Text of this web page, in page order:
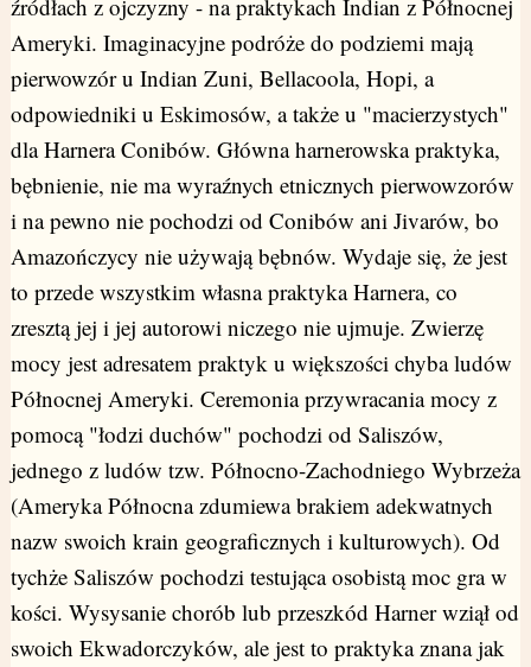
źródłach z ojczyzny - na praktykach Indian z Północnej
Ameryki. Imaginacyjne podróże do podziemi mają
pierwowzór u Indian Zuni, Bellacoola, Hopi, a
odpowiedniki u Eskimosów, a także u "macierzystych"
dla Harnera Conibów. Główna harnerowska praktyka,
bębnienie, nie ma wyraźnych etnicznych pierwowzorów
i na pewno nie pochodzi od Conibów ani Jivarów, bo
Amazończycy nie używają bębnów. Wydaje się, że jest
to przede wszystkim własna praktyka Harnera, co
zresztą jej i jej autorowi niczego nie ujmuje. Zwierzę
mocy jest adresatem praktyk u większości chyba ludów
Północnej Ameryki. Ceremonia przywracania mocy z
pomocą "łodzi duchów" pochodzi od Saliszów,
jednego z ludów tzw. Północno-Zachodniego Wybrzeża
(Ameryka Północna zdumiewa brakiem adekwatnych
nazw swoich krain geograficznych i kulturowych). Od
tychże Saliszów pochodzi testująca osobistą moc gra w
kości. Wysysanie chorób lub przeszkód Harner wziął od
swoich Ekwadorczyków, ale jest to praktyka znana jak